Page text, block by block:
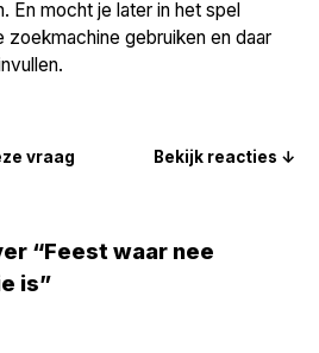
En mocht je later in het spel
zoekmachine gebruiken en daar
vraag Bekijk reacties ↓
“Feest waar nee
is”